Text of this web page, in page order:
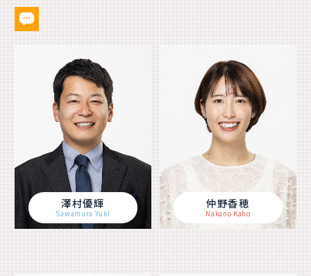
澤村優輝
Sawamura Yuki
仲野香穂
Nakano Kaho